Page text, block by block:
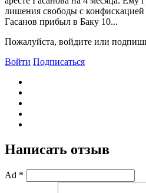
лишения свободы с
Гасанов прибыл в Баку 10...
Пожалуйста, войдите или
Войти Подписаться
Написать отзыв
Ad *